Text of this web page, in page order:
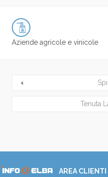
Aziende agricole e vinicole
Tenuta
AREA CLIENTI